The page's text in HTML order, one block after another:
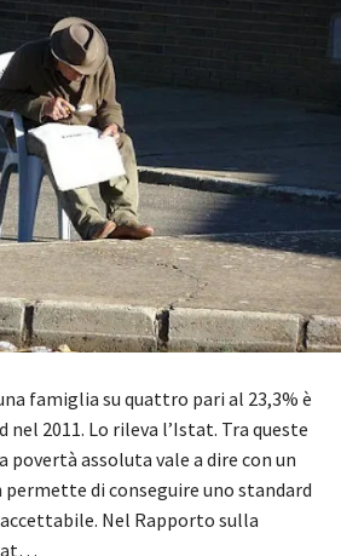
famiglia su quattro pari al 23,3% è
nel 2011. Lo rileva l’Istat. Tra queste
povertà assoluta vale a dire con un
di conseguire uno standard
Nel Rapporto sulla